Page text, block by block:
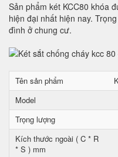
Sản phẩm két KCC80 khóa
hiện đại nhất hiện nay.
đình ở chung cư.
Tên sản phẩm
Model
Trọng lượng
Kích thước ngoài ( C * R
* S ) mm